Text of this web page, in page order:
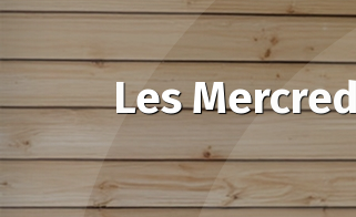
Les